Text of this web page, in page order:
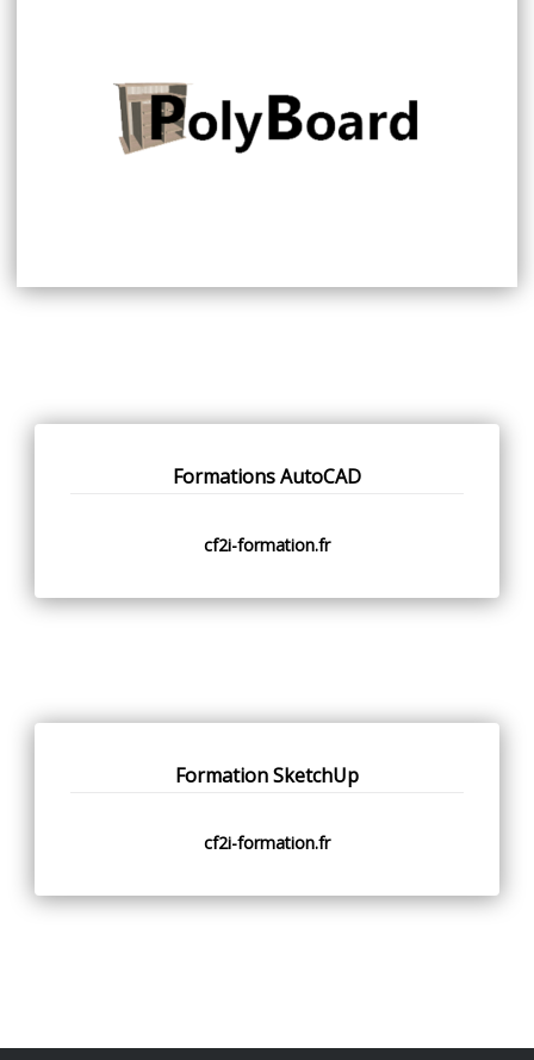
Formations AutoCAD
cf2i-formation.fr
Formation SketchUp
cf2i-formation.fr